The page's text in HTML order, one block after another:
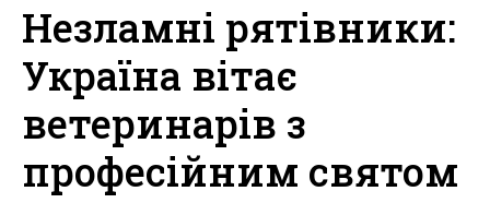
Незламні рятівники:
Україна вітає
ветеринарів з
професійним святом